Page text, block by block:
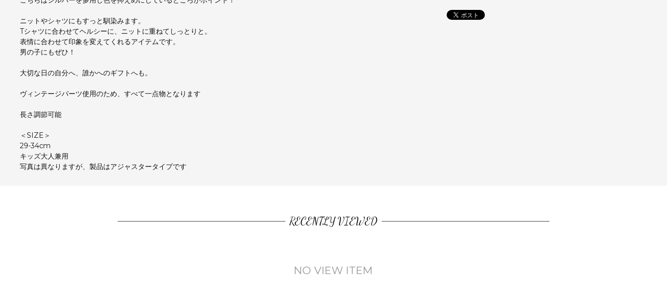
ニットやシャツにもすっと馴染みます。
Tシャツに合わせてヘルシーに、ニットに重ねてしっとりと。
表情に合わせて印象を変えてくれるアイテムです。
男の子にもぜひ！
大切な日の自分へ、誰かへのギフトへも。
ヴィンテージパーツ使用のため、すべて一点物となります
長さ調節可能
＜SIZE＞
29-34cm
キッズ大人兼用
写真は異なりますが、製品はアジャスタータイプです
RECENTLY VIEWED
NO VIEW ITEM